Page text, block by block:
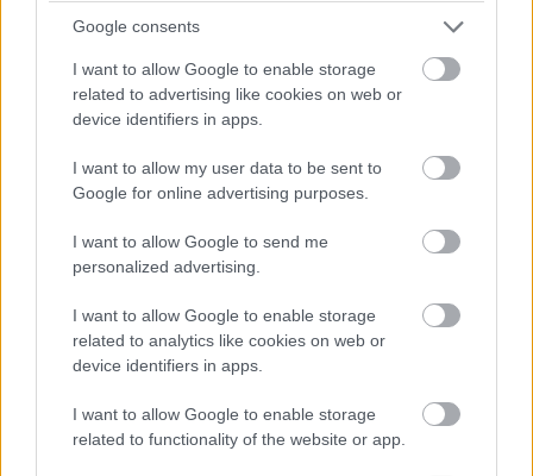
Google consents
I want to allow Google to enable storage
related to advertising like cookies on web or
device identifiers in apps.
I want to allow my user data to be sent to
Google for online advertising purposes.
I want to allow Google to send me
personalized advertising.
I want to allow Google to enable storage
related to analytics like cookies on web or
device identifiers in apps.
I want to allow Google to enable storage
related to functionality of the website or app.
Verstappentől. Érdekesség, hogy mindkét Ferrari a kemény
gumikon dolgozik. Leclerc jelenleg a hetedik helyen van, de
ugyanazon az abroncson van kint, mint korábban a
csapattársa.
Russell nagyon szenvedett korábban, most azonban az
időeredmények alapján sikerült előrébb jutnia. Jelenleg a
negyedik három tizedes hátrányban.